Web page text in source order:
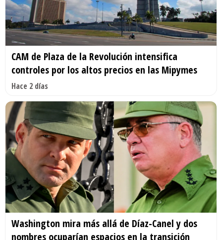
CAM de Plaza de la Revolución intensifica
controles por los altos precios en las Mipymes
Hace 2 días
Washington mira más allá de Díaz-Canel y dos
nombres ocuparían espacios en la transición